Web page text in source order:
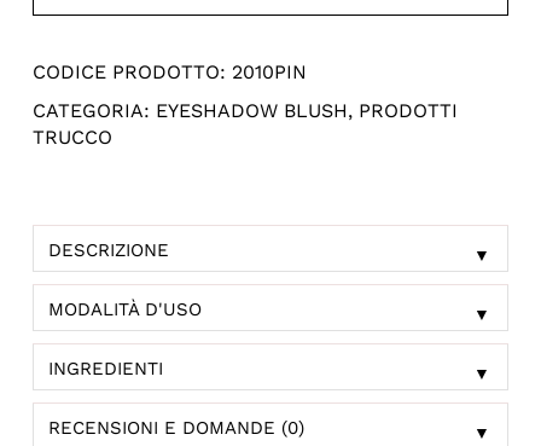
CODICE PRODOTTO: 2010PIN
CATEGORIA: EYESHADOW BLUSH, PRODOTTI
TRUCCO
DESCRIZIONE ▼
MODALITÀ D'USO ▼
INGREDIENTI ▼
RECENSIONI E DOMANDE (0) ▼